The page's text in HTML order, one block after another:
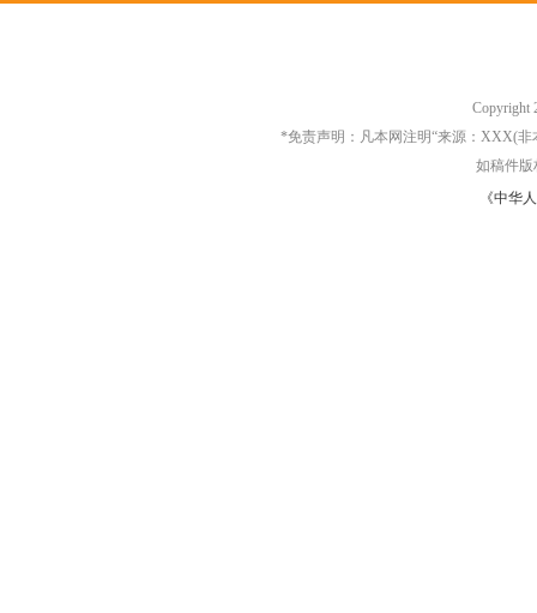
Copyright
*免责声明：凡本网注明“来源：XXX(
如稿件版
《中华